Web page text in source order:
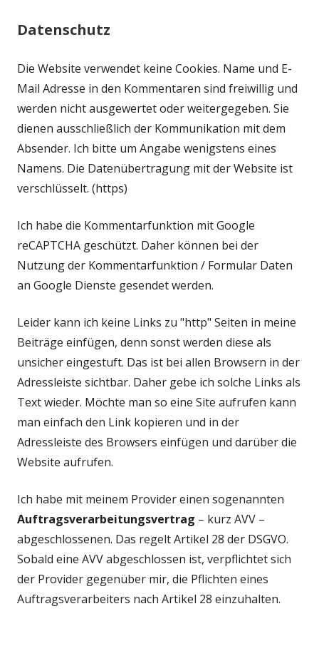
Datenschutz
Die Website verwendet keine Cookies. Name und E-
Mail Adresse in den Kommentaren sind freiwillig und
werden nicht ausgewertet oder weitergegeben. Sie
dienen ausschließlich der Kommunikation mit dem
Absender. Ich bitte um Angabe wenigstens eines
Namens. Die Datenübertragung mit der Website ist
verschlüsselt. (https)
Ich habe die Kommentarfunktion mit Google
reCAPTCHA geschützt. Daher können bei der
Nutzung der Kommentarfunktion / Formular Daten
an Google Dienste gesendet werden.
Leider kann ich keine Links zu "http" Seiten in meine
Beiträge einfügen, denn sonst werden diese als
unsicher eingestuft. Das ist bei allen Browsern in der
Adressleiste sichtbar. Daher gebe ich solche Links als
Text wieder. Möchte man so eine Site aufrufen kann
man einfach den Link kopieren und in der
Adressleiste des Browsers einfügen und darüber die
Website aufrufen.
Ich habe mit meinem Provider einen sogenannten
Auftragsverarbeitungsvertrag – kurz AVV –
abgeschlossenen. Das regelt Artikel 28 der DSGVO.
Sobald eine AVV abgeschlossen ist, verpflichtet sich
der Provider gegenüber mir, die Pflichten eines
Auftragsverarbeiters nach Artikel 28 einzuhalten.